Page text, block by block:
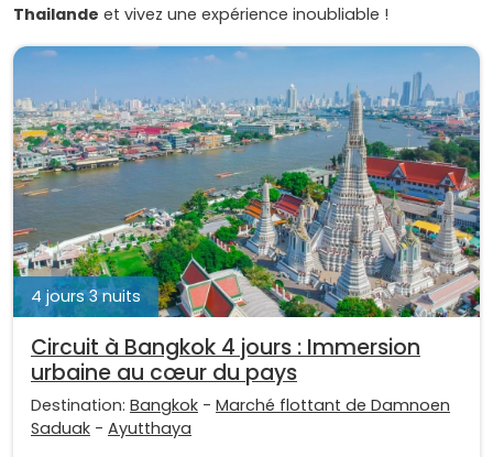
Thailande et vivez une expérience inoubliable !
4 jours 3 nuits
Circuit à Bangkok 4 jours : Immersion
urbaine au cœur du pays
Destination: Bangkok - Marché flottant de Damnoen
Saduak - Ayutthaya